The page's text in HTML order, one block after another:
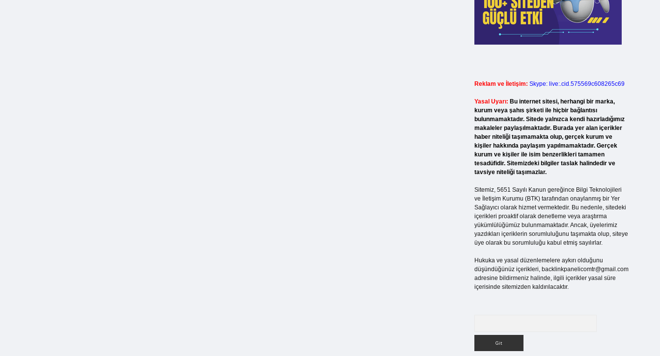
Reklam ve İletişim: Skype: live:.cid.575569c608265c69
Yasal Uyarı: Bu internet sitesi, herhangi bir marka,
kurum veya şahıs şirketi ile hiçbir bağlantısı
bulunmamaktadır. Sitede yalnızca kendi hazırladığımız
makaleler paylaşılmaktadır. Burada yer alan içerikler
haber niteliği taşımamakta olup, gerçek kurum ve
kişiler hakkında paylaşım yapılmamaktadır. Gerçek
kurum ve kişiler ile isim benzerlikleri tamamen
tesadüfidir. Sitemizdeki bilgiler taslak halindedir ve
tavsiye niteliği taşımazlar.
Sitemiz, 5651 Sayılı Kanun gereğince Bilgi Teknolojileri
ve İletişim Kurumu (BTK) tarafından onaylanmış bir Yer
Sağlayıcı olarak hizmet vermektedir. Bu nedenle, sitedeki
içerikleri proaktif olarak denetleme veya araştırma
yükümlülüğümüz bulunmamaktadır. Ancak, üyelerimiz
yazdıkları içeriklerin sorumluluğunu taşımakta olup, siteye
üye olarak bu sorumluluğu kabul etmiş sayılırlar.
Hukuka ve yasal düzenlemelere aykırı olduğunu
düşündüğünüz içerikleri, backlinkpanelicomtr@gmail.com
adresine bildirmeniz halinde, ilgili içerikler yasal süre
içerisinde sitemizden kaldırılacaktır.